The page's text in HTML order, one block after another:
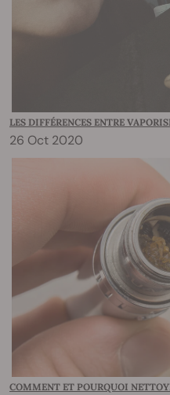
LES DIFFÉRENCES ENTRE
26 Oct 2020
COMMENT ET POURQUOI